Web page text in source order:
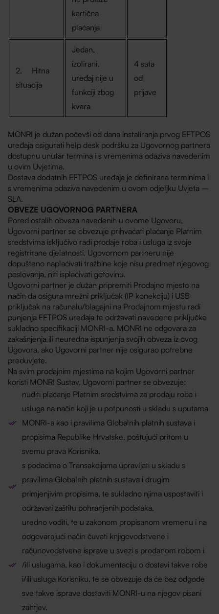
kartična
plaćanja
2. Hitna
situacija
Jedan,
izolirani,
uređaj nije u
funkciji zbog
kvara
4 sata
od
prijave
MONRI je dužan počevši od dana instaliranja prvog EFTPOS
uređaja osigurati help desk podršku za Ugovornog partnera
dostupnu unutar termina i s vremenima odaziva navedenim
u ovim Uvjetima.
Dostava dodatnih EFTPOS uređaja je definirana terminima i
s vremenima odaziva navedenim u ovom odjeljku Uvjeta –
SLA.
OBVEZE UGOVORNOG PARTNERA
Pored ostalih obveza navedenih u ovome Ugovoru,
Ugovorni partner se obvezuje prihvaćati plaćanje Platnim
sredstvima isključivo radi prodaje roba i usluga iz svoje
registrirane djelatnosti. Ugovornom partneru nije
dopušteno naplaćivati tražbine koje nisu predmet njegovog
poslovanja, niti isplaćivati gotovinu.
Ugovorni partner je dužan pripremiti Prodajno mjesto na
način da osigura mrežni priključak (IP konekciju) i USB
priključak na računalu/blagajni na Prodajnom mjestu radi
punjenja EFTPOS uređaja te održavati navedene priključke
sukladno specifikaciji MONRI-a. MONRI ne odgovara za
zakašnjenja ili neuredna ispunjenja svojih obveza iz ovog
Ugovora, ako Ugovorni partner nije osigurao potrebne
preduvjete.
Na svim prodajnim mjestima na kojim Ugovorni partner
koristi MONRI Sustav, Ugovorni partner se obvezuje:
nuditi plaćanje Platnim sredstvima za prodaju roba i
usluga na način koji je u potpunosti u skladu s uputama
MONRI-a kao i pravilima Globalnih platnih sustava i
propisima Republike Hrvatske, poštujući pritom u
svemu prava Korisnika,
s podacima o Transakcijama upravljati u skladu s
pravilima Globalnih platnih sustava i drugim
primjenjivim propisima, te sukladno njima uspostaviti i
održavati zaštitu pohranjenih podataka,
uredno voditi, te u zakonom propisanom vremenu i na
odgovarajući način čuvati knjigovodstvene i
računovodstvene isprave u svezi s prodanom robom i
/ili uslugama, kao i dokumentaciju o dostavi takve robe
i/ili usluga Korisniku, te se obvezuje da će bez odgode
sve takve isprave dostaviti MONRI-u na njegov pisani
zahtjev.